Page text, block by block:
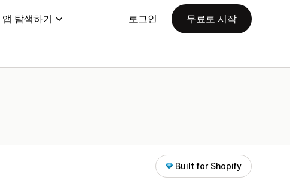
앱 탐색하기 로그인 무료로 시작
Built for Shopify